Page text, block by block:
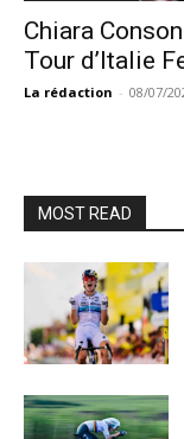
Chiara
Tour d’Italie
La rédaction - 08/07/
MOST READ